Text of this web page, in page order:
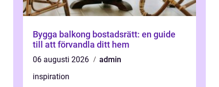
Bygga balkong bostadsrätt: en guide
till att förvandla ditt hem
06 augusti 2026
admin
inspiration